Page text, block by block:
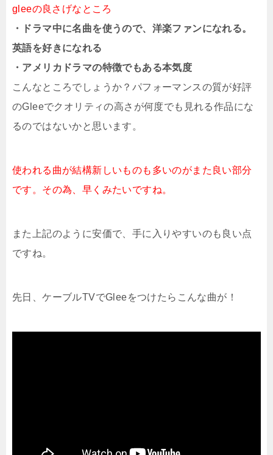
gleeの良さげなところ
・ドラマ中に名曲を使うので、洋楽ファンになれる。
英語を好きになれる
・アメリカドラマの特徴でもある本気度
こんなところでしょうか？パフォーマンスの質が好評
のGleeでクオリティの高さが何度でも見れる作品にな
るのではないかと思います。
使われる曲が結構新しいものも多いのがまた良い部分
です。その為、早くみたいですね。
また上記のように安価で、手に入りやすいのも良い点
ですね。
先日、ケーブルTVでGleeをつけたらこんな曲が！